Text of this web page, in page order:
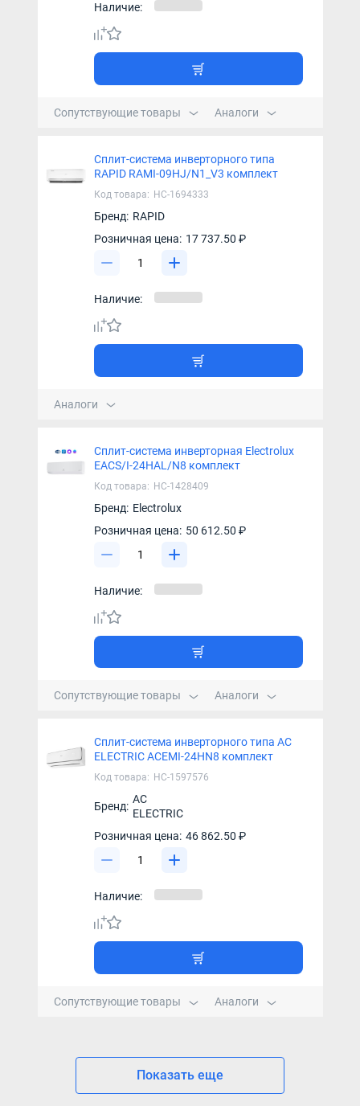
Наличие:
Сопутствующие товары Аналоги
Сплит-система инверторного типа
RAPID RAMI-09HJ/N1_V3 комплект
Код товара: НС-1694333
Бренд: RAPID
Розничная цена: 17 737.50 ₽
Наличие:
Аналоги
Сплит-система инверторная Electrolux
EACS/I-24HAL/N8 комплект
Код товара: НС-1428409
Бренд: Electrolux
Розничная цена: 50 612.50 ₽
Наличие:
Сопутствующие товары Аналоги
Сплит-система инверторного типа AC
ELECTRIC ACEMI-24HN8 комплект
Код товара: НС-1597576
Бренд:
AC
ELECTRIC
Розничная цена: 46 862.50 ₽
Наличие:
Сопутствующие товары Аналоги
Показать еще